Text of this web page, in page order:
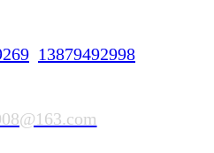
13879492998